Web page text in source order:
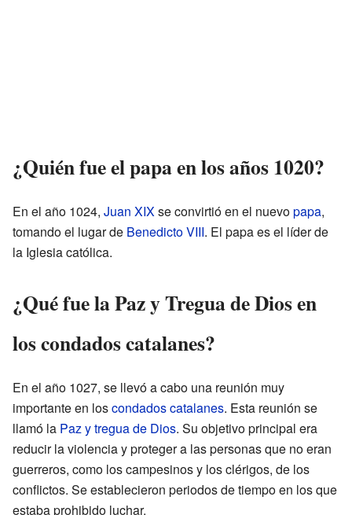
¿Quién fue el papa en los años 1020?
En el año 1024, Juan XIXse convirtió en el nuevopapa,
tomando el lugar de Benedicto VIII. El papa es el líder de
la Iglesia católica.
¿Qué fue la Paz y Tregua de Dios en
los condados catalanes?
En el año 1027, se llevó a cabo una reunión muy
importante en loscondados catalanes. Esta reunión se
llamó la Paz y tregua de Dios. Su objetivo principal era
reducir la violencia y proteger a las personas que no eran
guerreros, como los campesinos y los clérigos, de los
conflictos. Se establecieron periodos de tiempo en los que
estaba prohibido luchar.